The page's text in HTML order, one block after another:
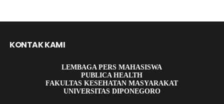
KONTAK KAMI
LEMBAGA PERS MAHASISWA
PUBLICA HEALTH
FAKULTAS KESEHATAN MASYARAKAT
UNIVERSITAS DIPONEGORO